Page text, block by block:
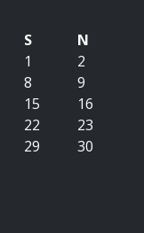
S
N
1
2
8
9
15
16
22
23
29
30